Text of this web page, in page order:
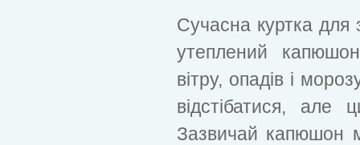
Сучасна куртка для
утеплений
вітру, опадів і
відстібатися, але
Зазвичай капюшон